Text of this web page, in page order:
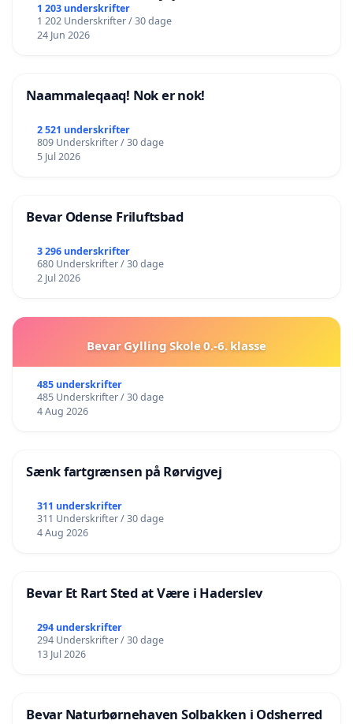
lokalområde i balance
1 203 underskrifter
1 202 Underskrifter / 30 dage
24 Jun 2026
Naammaleqaaq! Nok er nok!
2 521 underskrifter
809 Underskrifter / 30 dage
5 Jul 2026
Bevar Odense Friluftsbad
3 296 underskrifter
680 Underskrifter / 30 dage
2 Jul 2026
Bevar Gylling Skole 0.-6. klasse
485 underskrifter
485 Underskrifter / 30 dage
4 Aug 2026
Sænk fartgrænsen på Rørvigvej
311 underskrifter
311 Underskrifter / 30 dage
4 Aug 2026
Bevar Et Rart Sted at Være i Haderslev
294 underskrifter
294 Underskrifter / 30 dage
13 Jul 2026
Bevar Naturbørnehaven Solbakken i Odsherred